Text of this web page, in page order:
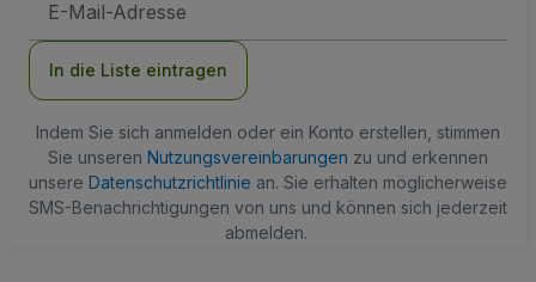
Mail-
In die Liste eintragen
Indem Sie sich anmelden oder ein Konto erstellen, stimmen
Sie unseren Nutzungsvereinbarungen zu und erkennen
unsere Datenschutzrichtlinie an. Sie erhalten möglicherweise
SMS-Benachrichtigungen von uns und können sich jederzeit
abmelden.